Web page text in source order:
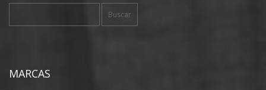
MARCAS